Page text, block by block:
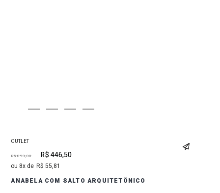
OUTLET
R$ 893,00 R$ 446,50
8 R$ 55,81
ANABELA COM SALTO ARQUITETÔNICO